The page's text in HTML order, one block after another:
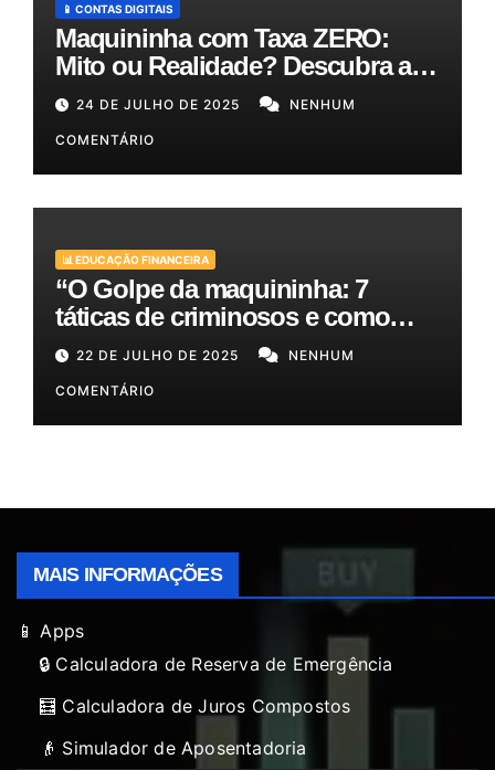
📱 CONTAS DIGITAIS
Maquininha com Taxa ZERO:
Mito ou Realidade? Descubra as
Melhores Opções para o Seu
Bolso!
24 DE JULHO DE 2025 NENHUM
COMENTÁRIO
📊 EDUCAÇÃO FINANCEIRA
“O Golpe da maquininha: 7
táticas de criminosos e como
proteger seu dinheiro e seus
clientes!”
22 DE JULHO DE 2025 NENHUM
COMENTÁRIO
MAIS INFORMAÇÕES
📱 Apps
🔒 Calculadora de Reserva de Emergência
🧮 Calculadora de Juros Compostos
👴 Simulador de Aposentadoria